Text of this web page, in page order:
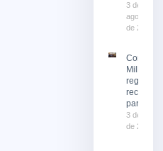
3 de
agosto
de 2026
Corrida
Milhas
registra
recorde
3 de
de 2026